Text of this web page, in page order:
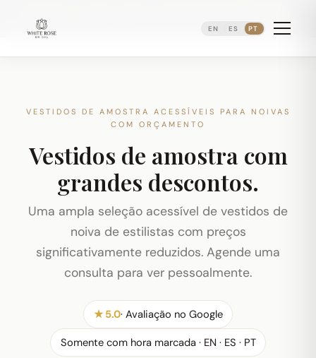
Distrito Ironbound de Newark
EN ES PT
VESTIDOS DE AMOSTRA ACESSÍVEIS PARA NOIVAS
COM ORÇAMENTO
Vestidos de amostra com
grandes descontos.
Uma ampla seleção acessível de vestidos de
noiva de estilistas com preços
significativamente reduzidos. Agende uma
consulta para ver pessoalmente.
★ 5.0· Avaliação no Google
Somente com hora marcada · EN · ES · PT